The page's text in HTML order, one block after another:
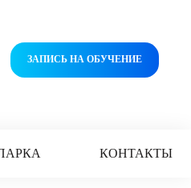
ЗАПИСЬ НА ОБУЧЕНИЕ
КОНТАКТЫ